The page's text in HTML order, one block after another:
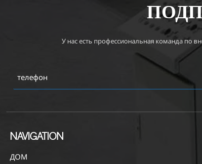
У нас есть профессиональная команда по
NAVIGATION
ДОМ